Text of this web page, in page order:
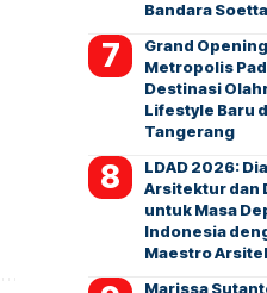
Bandara Soetta
Grand Opening
Metropolis
Destinasi
Lifestyle Baru
Tangerang
LDAD 2026:
Arsitektur dan
untuk Masa
Indonesia
Maestro
Marissa